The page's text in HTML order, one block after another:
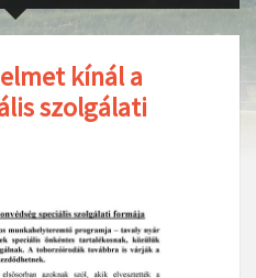
kínál a
szolgálati